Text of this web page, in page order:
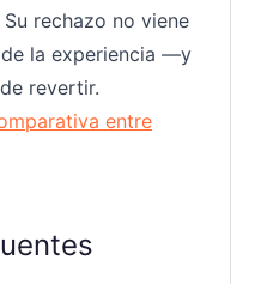
rechazo no viene
la experiencia —y
revertir.
entre